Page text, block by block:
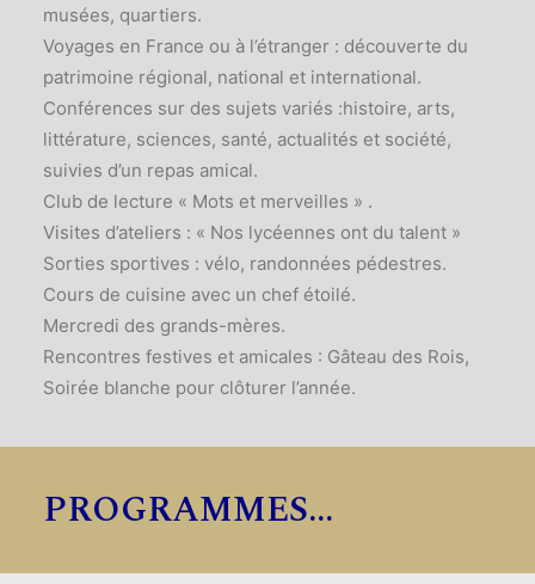
musées, quartiers.
Voyages en France ou à l’étranger : découverte du
patrimoine régional, national et international.
Conférences sur des sujets variés :histoire, arts,
littérature, sciences, santé, actualités et société,
suivies d’un repas amical.
Club de lecture « Mots et merveilles » .
Visites d’ateliers : « Nos lycéennes ont du talent »
Sorties sportives : vélo, randonnées pédestres.
Cours de cuisine avec un chef étoilé.
Mercredi des grands-mères.
Rencontres festives et amicales : Gâteau des Rois,
Soirée blanche pour clôturer l’année.
PROGRAMMES...